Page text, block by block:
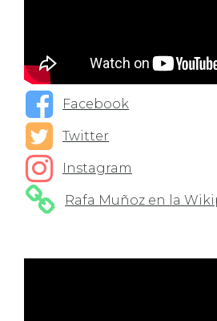
Facebook
Twitter
Instagram
Rafa Muñoz en la